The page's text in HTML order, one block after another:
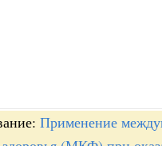
Применение